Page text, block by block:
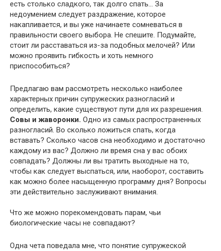
есть столько сладкого, так долго спать… За
недоумением следует раздражение, которое
накапливается, и вы уже начинаете сомневаться в
правильности своего выбора. Не спешите. Подумайте,
стоит ли расставаться из-за подобных мелочей? Или
можно проявить гибкость и хоть немного
приспособиться?
Предлагаю вам рассмотреть несколько наиболее
характерных причин супружеских разногласий и
определить, какие существуют пути для их разрешения.
Совы и жаворонки. Одно из самых распространенных
разногласий. Во сколько ложиться спать, когда
вставать? Сколько часов сна необходимо и достаточно
каждому из вас? Должно ли время сна у вас обоих
совпадать? Должны ли вы тратить выходные на то,
чтобы как следует выспаться, или, наоборот, составить
как можно более насыщенную программу дня? Вопросы
эти действительно заслуживают внимания.
Что же можно порекомендовать парам, чьи
биологические часы не совпадают?
Одна чета поведала мне, что понятие супружеской